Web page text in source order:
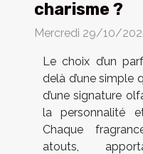
charisme ?
Mercredi 29/10/
Le choix d’un
delà d’une simple
d’une signature
la personnalité
Chaque
atouts,